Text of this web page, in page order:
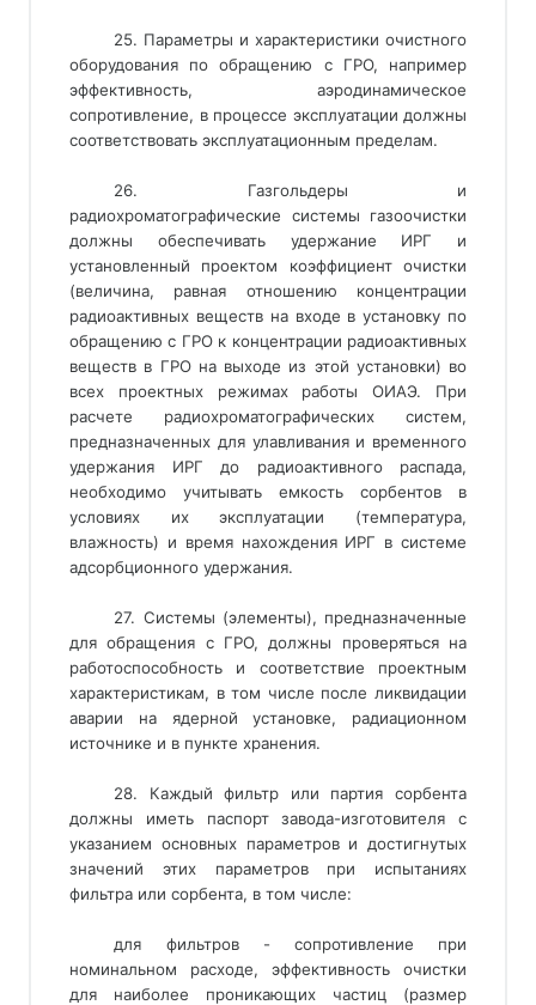
25. Параметры и характеристики очистного
оборудования по обращению с ГРО, например
эффективность, аэродинамическое
сопротивление, в процессе эксплуатации должны
соответствовать эксплуатационным пределам.
26. Газгольдеры и
радиохроматографические системы газоочистки
должны обеспечивать удержание ИРГ и
установленный проектом коэффициент очистки
(величина, равная отношению концентрации
радиоактивных веществ на входе в установку по
обращению с ГРО к концентрации радиоактивных
веществ в ГРО на выходе из этой установки) во
всех проектных режимах работы ОИАЭ. При
расчете радиохроматографических систем,
предназначенных для улавливания и временного
удержания ИРГ до радиоактивного распада,
необходимо учитывать емкость сорбентов в
условиях их эксплуатации (температура,
влажность) и время нахождения ИРГ в системе
адсорбционного удержания.
27. Системы (элементы), предназначенные
для обращения с ГРО, должны проверяться на
работоспособность и соответствие проектным
характеристикам, в том числе после ликвидации
аварии на ядерной установке, радиационном
источнике и в пункте хранения.
28. Каждый фильтр или партия сорбента
должны иметь паспорт завода-изготовителя с
указанием основных параметров и достигнутых
значений этих параметров при испытаниях
фильтра или сорбента, в том числе:
для фильтров - сопротивление при
номинальном расходе, эффективность очистки
для наиболее проникающих частиц (размер